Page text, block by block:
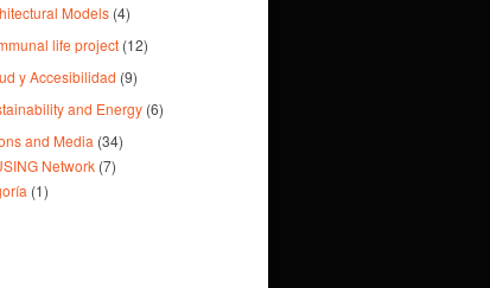
Models (4)
life project (12)
y Accesibilidad (9)
and Energy (6)
and Media (34)
Network (7)
(1)